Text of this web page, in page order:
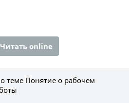
Читать online
теме Понятие о рабочем